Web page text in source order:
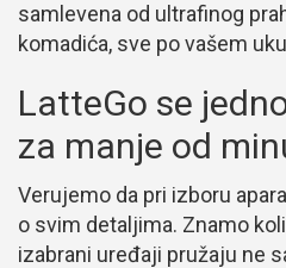
samlevena od ultrafinog
komadića, sve po vašem
LatteGo se
za manje od
Verujemo da pri izboru
o svim detaljima. Znamo
izabrani uređaji pružaju ne